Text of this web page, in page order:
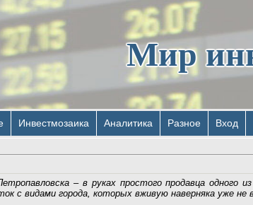
Мир
Инвестмозаика Аналитика Разное Вход
– в руках простого продавца одного
с видами города, которых вживую наверняка уже не